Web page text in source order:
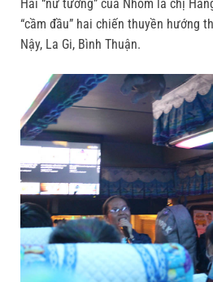
Hai “nữ tướng” của Nhóm là chị
“cầm đầu” hai chiến thuyền hướng
Nậy, La Gi, Bình Thuận.